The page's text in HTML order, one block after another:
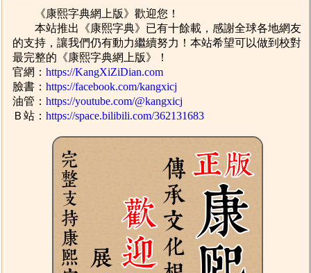
《康熙字典網上版》歡迎您！
本站推出《康熙字典》已有十餘載，感謝全球各地網友
的支持，讓我們仍有動力繼續努力！本站希望可以做到校對
最完整的《康熙字典網上版》！
官網：https://KangXiZiDian.com
臉書：https://facebook.com/kangxicj
油管：https://youtube.com/@kangxicj
Ｂ站：https://space.bilibili.com/362131683